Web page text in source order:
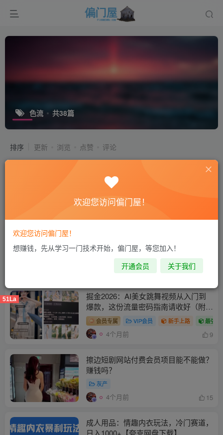
色流 共38篇
排序 更新 浏览 点赞 评论
（自定义多角色+独立大模型），年入
50万不是梦！
3个月前
项目，自带后台+变现闭环，新手也能
轻松上手
会员专属 VIP会员 新手上路
4个月前
掘金2026：AI美女跳舞视频从入门到
爆款，这份流量密码指南请收好（附百
组提示词+全流程教程）
会员专属 VIP会员 新手上路 最强大
4个月前 9
擦边短剧网站付费会员项目能不能做？
赚钱吗？
灰产
4个月前 15
成人用品：情趣内衣玩法，冷门赛道，
欢迎您访问偏门屋！
欢迎您访问偏门屋！
想赚钱，先从学习一门技术开始，偏门屋，等您加入！
开通会员
关于我们
51La